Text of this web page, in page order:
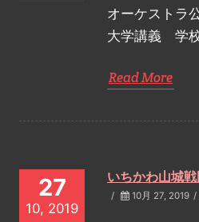
オーケストラ
大学講義 学
Read More
27
10, 2019
いちかわ山城戦
/ 10月 27, 2019 /